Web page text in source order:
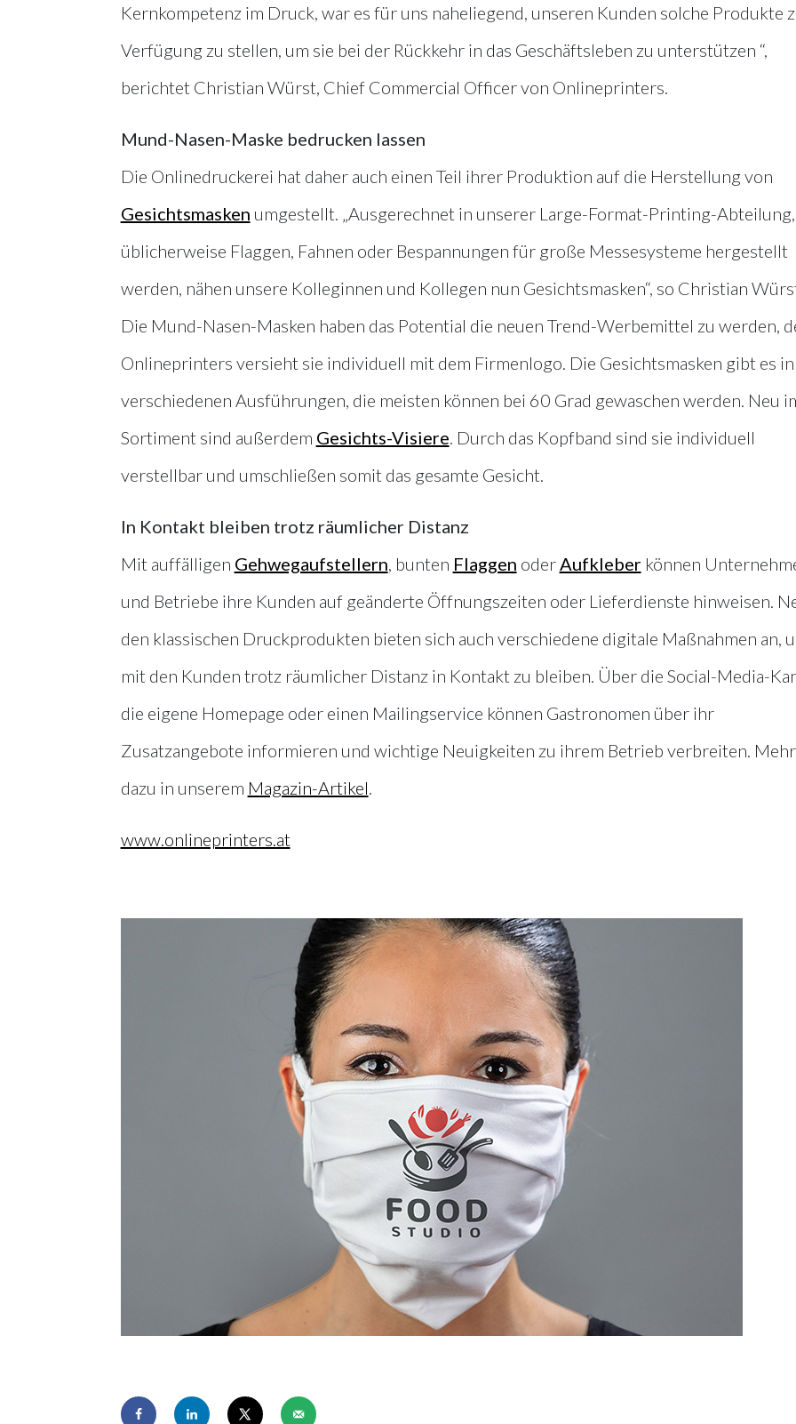
Kernkompetenz im Druck, war es für uns naheliegend, unseren Kunden solche Produkte
Verfügung zu stellen, um sie bei der Rückkehr in das Geschäftsleben zu unterstützen “,
berichtet Christian Würst, Chief Commercial Officer von Onlineprinters.
Mund-Nasen-Maske bedrucken lassen
Die Onlinedruckerei hat daher auch einen Teil ihrer Produktion auf die Herstellung von
Gesichtsmasken umgestellt. „Ausgerechnet in unserer Large-Format-Printing-
üblicherweise Flaggen, Fahnen oder Bespannungen für große Messesysteme hergestellt
werden, nähen unsere Kolleginnen und Kollegen nun Gesichtsmasken“, so Christian
Die Mund-Nasen-Masken haben das Potential die neuen Trend-Werbemittel zu werden,
Onlineprinters versieht sie individuell mit dem Firmenlogo. Die Gesichtsmasken gibt es in
verschiedenen Ausführungen, die meisten können bei 60 Grad gewaschen werden. Neu
Sortiment sind außerdem Gesichts-Visiere . Durch das Kopfband sind sie individuell
verstellbar und umschließen somit das gesamte Gesicht.
In Kontakt bleiben trotz räumlicher Distanz
Mit auffälligen Gehwegaufstellern , bunten Flaggen oder Aufkleberkönnen
und Betriebe ihre Kunden auf geänderte Öffnungszeiten oder Lieferdienste hinweisen.
den klassischen Druckprodukten bieten sich auch verschiedene digitale Maßnahmen an,
mit den Kunden trotz räumlicher Distanz in Kontakt zu bleiben. Über die Social-Media-
die eigene Homepage oder einen Mailingservice können Gastronomen über ihr
Zusatzangebote informieren und wichtige Neuigkeiten zu ihrem Betrieb verbreiten. Mehr
dazu in unserem Magazin-Artikel
www.onlineprinters.at